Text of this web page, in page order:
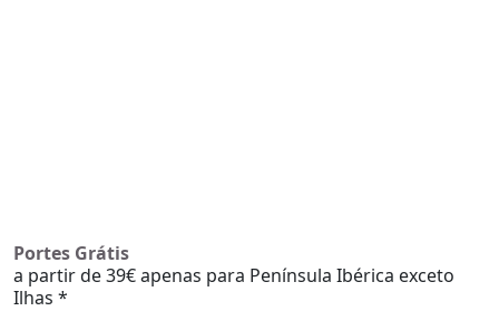
Portes Grátis
a partir de 39€ apenas para Península Ibérica exceto
Ilhas *